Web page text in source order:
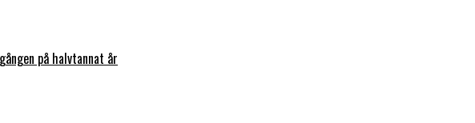
på halvtannat år